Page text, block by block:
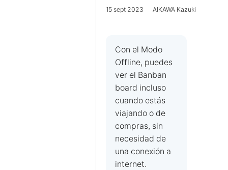
15 sept 2023 AIKAWA Kazuki
Con el Modo
Offline, puedes
ver el Banban
board incluso
cuando estás
viajando o de
compras, sin
necesidad de
una conexión a
internet.